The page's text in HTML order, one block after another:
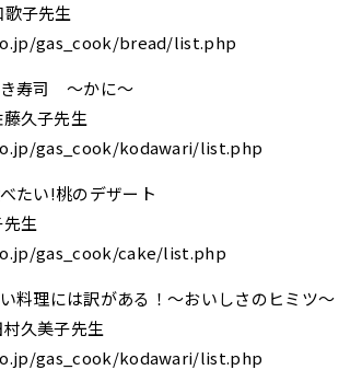
子先生
gas_cook/bread/list.php
寿司 ～かに～
久子先生
gas_cook/kodawari/list.php
たい!桃のデザート
生
gas_cook/cake/list.php
料理には訳がある！～おいしさのヒミツ～
久美子先生
gas_cook/kodawari/list.php